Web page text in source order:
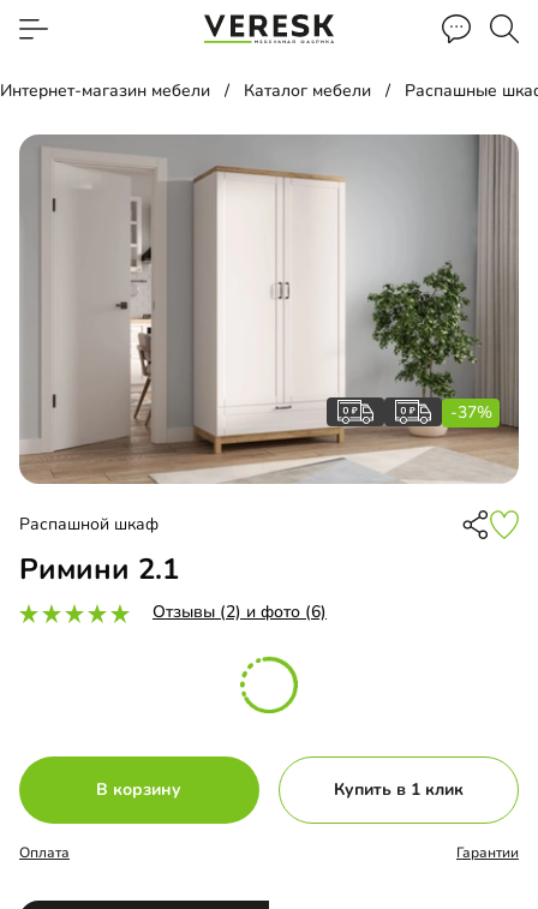
Интернет-магазин мебели Каталог мебели Распашные
-37%
Распашной шкаф
Римини 2.1
Отзывы (2) и фото (6)
В корзину Купить в 1 клик
Оплата Гарантии